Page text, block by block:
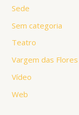
Sede
Sem categoria
Teatro
Vargem das Flores
Vídeo
Web